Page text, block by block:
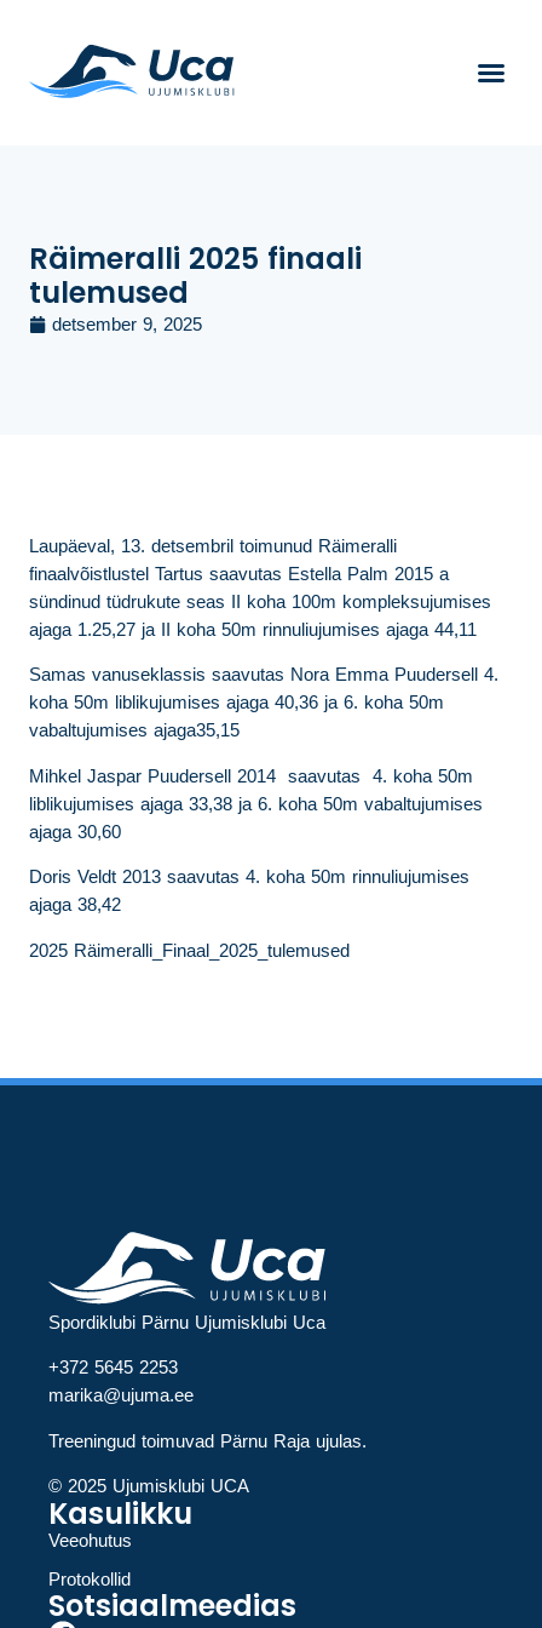
Räimeralli 2025 finaali
tulemused
detsember 9, 2025
Laupäeval, 13. detsembril toimunud Räimeralli
finaalvõistlustel Tartus saavutas Estella Palm 2015 a
sündinud tüdrukute seas II koha 100m kompleksujumises
ajaga 1.25,27 ja II koha 50m rinnuliujumises ajaga 44,11
Samas vanuseklassis saavutas Nora Emma Puudersell 4.
koha 50m liblikujumises ajaga 40,36 ja 6. koha 50m
vabaltujumises ajaga35,15
Mihkel Jaspar Puudersell 2014 saavutas 4. koha 50m
liblikujumises ajaga 33,38 ja 6. koha 50m vabaltujumises
ajaga 30,60
Doris Veldt 2013 saavutas 4. koha 50m rinnuliujumises
ajaga 38,42
2025 Räimeralli_Finaal_2025_tulemused
Spordiklubi Pärnu Ujumisklubi Uca
+372 5645 2253
marika@ujuma.ee
Treeningud toimuvad Pärnu Raja ujulas.
© 2025 Ujumisklubi UCA
Kasulikku
Veeohutus
Protokollid
Sotsiaalmeedias